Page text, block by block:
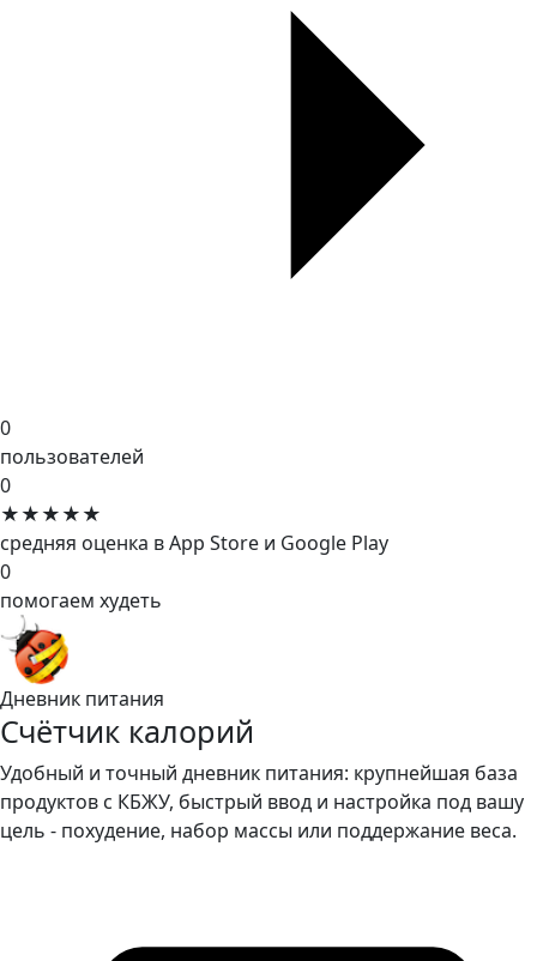
0
пользователей
0
★★★★★
средняя оценка в App Store и Google Play
0
помогаем худеть
Дневник питания
Счётчик калорий
Удобный и точный дневник питания: крупнейшая база
продуктов с КБЖУ, быстрый ввод и настройка под вашу
цель - похудение, набор массы или поддержание веса.